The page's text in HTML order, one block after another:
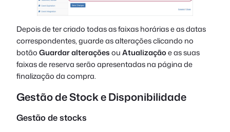
Depois de ter criado todas as faixas horárias e as datas
correspondentes, guarde as alterações clicando no
botãoGuardar alteraçõesouAtualizaçãoe as suas
faixas de reserva serão apresentadas na página de
finalização da compra.
Gestão de Stock e Disponibilidade
Gestão de stocks